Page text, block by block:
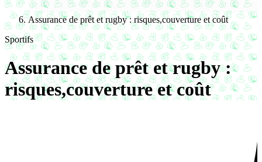
Assurance de prêt et rugby : risques,couverture et coût
Sportifs
Assurance de prêt et rugby :
risques,couverture et coût